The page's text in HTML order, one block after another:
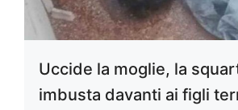
Uccide la moglie, la
imbusta davanti ai figli